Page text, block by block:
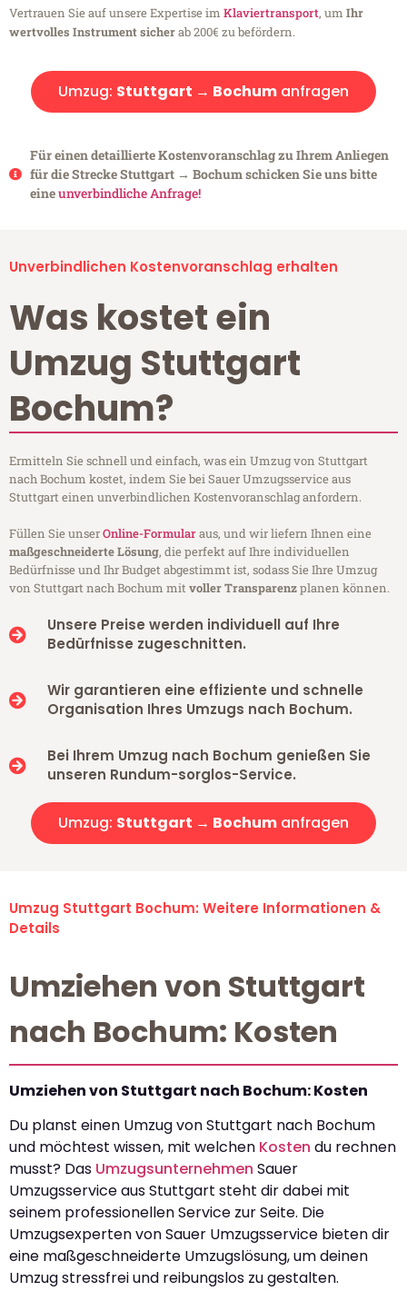
Vertrauen Sie auf unsere Expertise im Klaviertransport, um Ihr
wertvolles Instrument sicherab 200€ zu befördern.
Umzug: Stuttgart → Bochum anfragen
Für einen detaillierte Kostenvoranschlag zu Ihrem Anliegen
für die Strecke Stuttgart → Bochum schicken Sie uns bitte
eineunverbindliche Anfrage!
Unverbindlichen Kostenvoranschlag erhalten
Was kostet ein
Umzug Stuttgart
Bochum?
Ermitteln Sie schnell und einfach, was ein Umzug von Stuttgart
nach Bochum kostet, indem Sie bei Sauer Umzugsservice aus
Stuttgart einen unverbindlichen Kostenvoranschlag anfordern.
Füllen Sie unserOnline-Formularaus, und wir liefern Ihnen eine
maßgeschneiderte Lösung, die perfekt auf Ihre individuellen
Bedürfnisse und Ihr Budget abgestimmt ist, sodass Sie Ihre Umzug
von Stuttgart nach Bochum mitvoller Transparenzplanen können.
Unsere Preise werden individuell auf Ihre
Bedürfnisse zugeschnitten.
Wir garantieren eine effiziente und schnelle
Organisation Ihres Umzugs nach Bochum.
Bei Ihrem Umzug nach Bochum genießen Sie
unseren Rundum-sorglos-Service.
Umzug: Stuttgart → Bochum anfragen
Umzug Stuttgart Bochum: Weitere Informationen &
Details
Umziehen von Stuttgart
nach Bochum: Kosten
Umziehen von Stuttgart nach Bochum: Kosten
Du planst einen Umzug von Stuttgart nach Bochum
und möchtest wissen, mit welchen Kosten du rechnen
musst? Das Umzugsunternehmen Sauer
Umzugsservice aus Stuttgart steht dir dabei mit
seinem professionellen Service zur Seite. Die
Umzugsexperten von Sauer Umzugsservice bieten dir
eine maßgeschneiderte Umzugslösung, um deinen
Umzug stressfrei und reibungslos zu gestalten.